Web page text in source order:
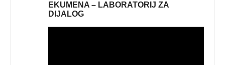
EKUMENA – LABORATORIJ ZA
DIJALOG